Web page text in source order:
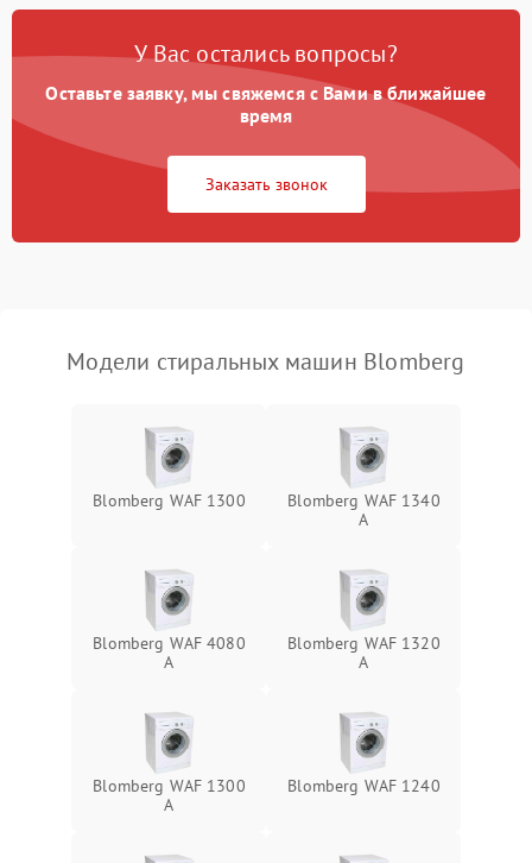
Замена платы управления 2200 ₽ Подробнее →
У Вас остались вопросы?
Оставьте заявку, мы свяжемся с Вами в ближайшее
время
Заказать звонок
Модели стиральных машин Blomberg
Blomberg WAF 1300
Blomberg WAF 1340
A
Blomberg WAF 4080
A
Blomberg WAF 1320
A
Blomberg WAF 1300
A
Blomberg WAF 1240